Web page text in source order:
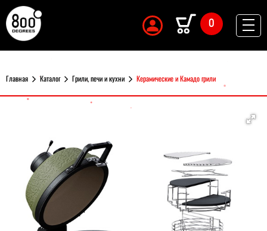
0
Главная Каталог Грили, печи и кухни Керамические и Камадо грили